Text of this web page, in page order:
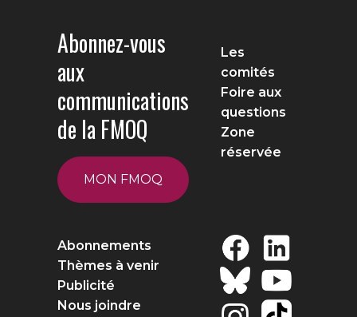
Abonnez-vous
aux
communications
de la FMOQ
MON FMOQ
Les
comités
Foire aux
questions
Zone
réservée
Abonnements
Thèmes à venir
Publicité
Nous joindre